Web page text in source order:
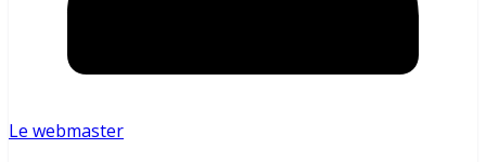
Le webmaster